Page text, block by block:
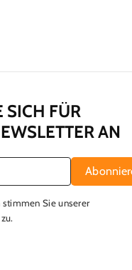
SICH FÜR
AN
stimmen Sie unserer
zu.